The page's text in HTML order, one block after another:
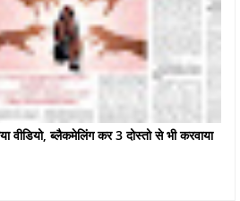
वीडियो, ब्लैकमेलिंग कर 3 दोस्तो से भी करवाया